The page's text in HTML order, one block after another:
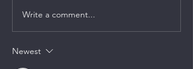
Write a comment...
Newest